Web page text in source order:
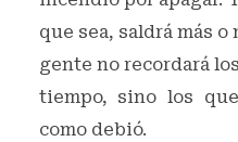
que sea, saldrá más o
gente no recordará
tiempo, sino los
como debió.